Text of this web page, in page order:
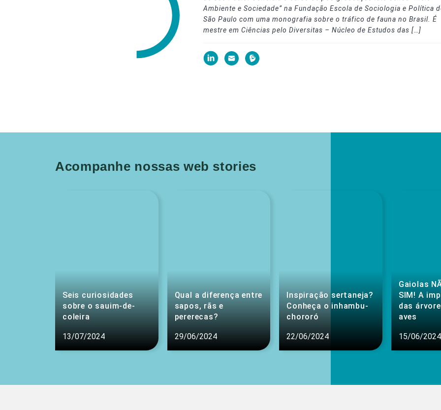
Ambiente e Sociedade” na Fundação Escola de Sociologia e Política
São Paulo com uma monografia sobre o tráfico de fauna no Brasil. É
mestre em Ciências pelo Diversitas – Núcleo de Estudos das […]
Acompanhe nossas web stories
Seis curiosidades
sobre o sauim-de-
coleira
13/07/2024
Qual a diferença entre
sapos, rãs e
pererecas?
29/06/2024
Inspiração sertaneja?
Conheça o inhambu-
chororó
22/06/2024
Gaiolas
SIM! A
das
aves
15/06/2024